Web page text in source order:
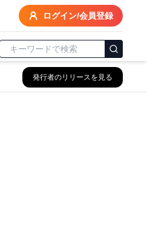
ログイン/会員登録
発行者のリリースを見る